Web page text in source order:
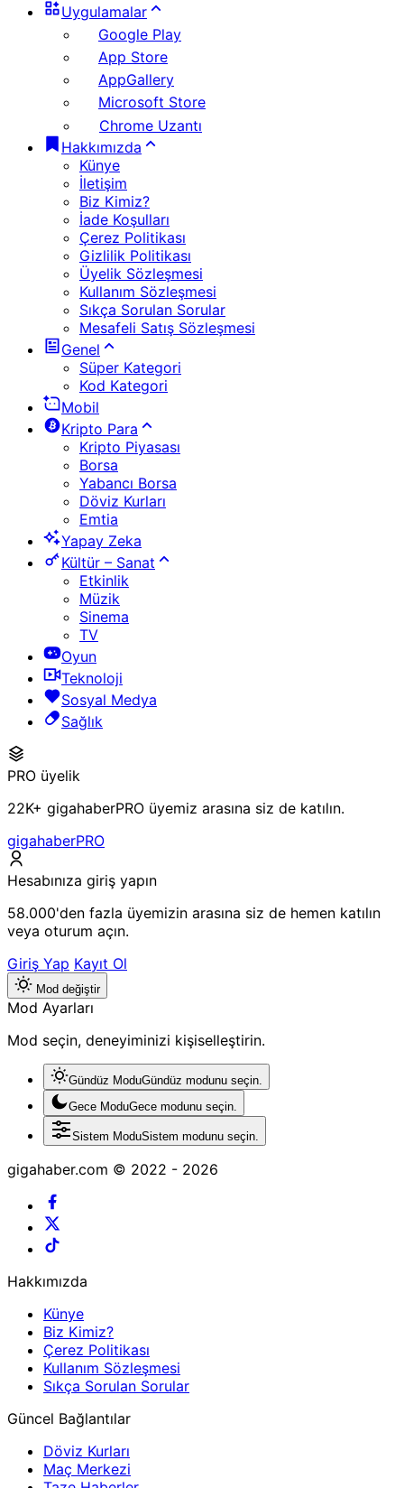
Uygulamalar
Google Play
App Store
AppGallery
Microsoft Store
Chrome Uzantı
Hakkımızda
Künye
İletişim
Biz Kimiz?
İade Koşulları
Çerez Politikası
Gizlilik Politikası
Üyelik Sözleşmesi
Kullanım Sözleşmesi
Sıkça Sorulan Sorular
Mesafeli Satış Sözleşmesi
Genel
Süper Kategori
Kod Kategori
Mobil
Kripto Para
Kripto Piyasası
Borsa
Yabancı Borsa
Döviz Kurları
Emtia
Yapay Zeka
Kültür – Sanat
Etkinlik
Müzik
Sinema
TV
Oyun
Teknoloji
Sosyal Medya
Sağlık
PRO üyelik
22K+ gigahaberPRO üyemiz arasına siz de katılın.
gigahaberPRO
Hesabınıza giriş yapın
58.000'den fazla üyemizin arasına siz de hemen katılın
veya oturum açın.
Giriş Yap Kayıt Ol
Mod değiştir
Mod Ayarları
Mod seçin, deneyiminizi kişiselleştirin.
Gündüz ModuGündüz modunu seçin.
Gece ModuGece modunu seçin.
Sistem ModuSistem modunu seçin.
gigahaber.com © 2022 - 2026
Hakkımızda
Künye
Biz Kimiz?
Çerez Politikası
Kullanım Sözleşmesi
Sıkça Sorulan Sorular
Güncel Bağlantılar
Döviz Kurları
Maç Merkezi